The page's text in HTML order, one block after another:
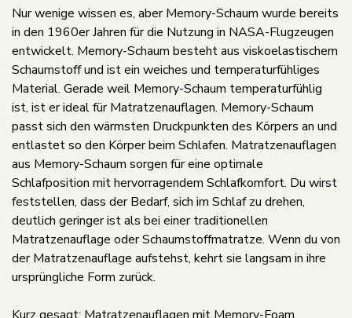
Nur wenige wissen es, aber Memory-Schaum wurde bereits
in den 1960er Jahren für die Nutzung in NASA-Flugzeugen
entwickelt. Memory-Schaum besteht aus viskoelastischem
Schaumstoff und ist ein weiches und temperaturfühliges
Material. Gerade weil Memory-Schaum temperaturfühlig
ist, ist er ideal für Matratzenauflagen. Memory-Schaum
passt sich den wärmsten Druckpunkten des Körpers an und
entlastet so den Körper beim Schlafen. Matratzenauflagen
aus Memory-Schaum sorgen für eine optimale
Schlafposition mit hervorragendem Schlafkomfort. Du wirst
feststellen, dass der Bedarf, sich im Schlaf zu drehen,
deutlich geringer ist als bei einer traditionellen
Matratzenauflage oder Schaumstoffmatratze. Wenn du von
der Matratzenauflage aufstehst, kehrt sie langsam in ihre
ursprüngliche Form zurück.